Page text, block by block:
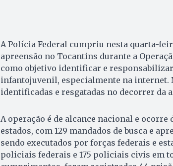
A Polícia Federal cumpriu nesta quarta-
apreensão no Tocantins durante a
como objetivo identificar e
infantojuvenil, especialmente na internet.
identificadas e resgatadas no decorrer da
A operação é de alcance nacional e
estados, com 129 mandados de busca e
sendo executados por forças federais e
policiais federais e 175 policiais civis em